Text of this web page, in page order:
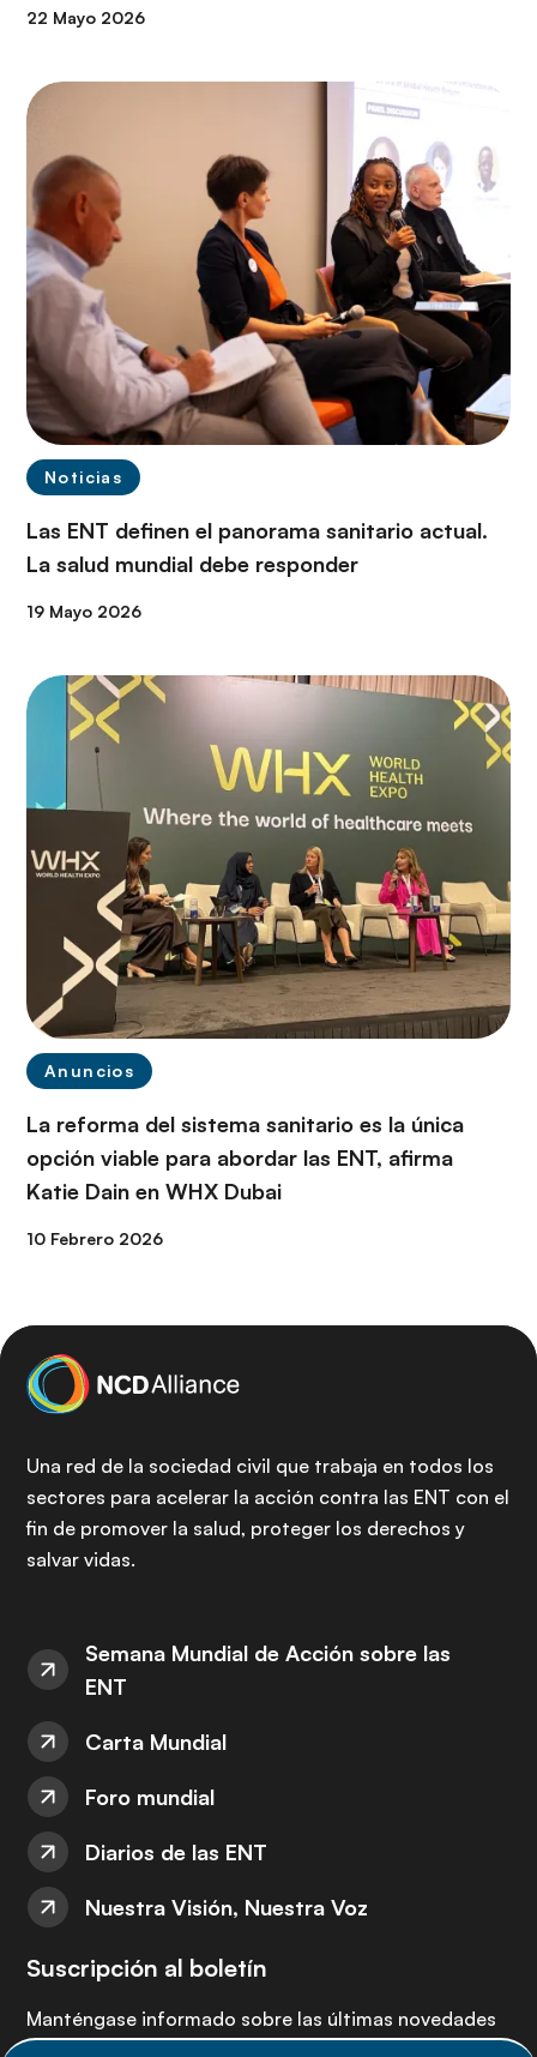
22 Mayo 2026
Noticias
Las ENT definen el panorama sanitario actual.
La salud mundial debe responder
19 Mayo 2026
Anuncios
La reforma del sistema sanitario es la única
opción viable para abordar las ENT, afirma
Katie Dain en WHX Dubai
10 Febrero 2026
Una red de la sociedad civil que trabaja en todos los
sectores para acelerar la acción contra las ENT con el
fin de promover la salud, proteger los derechos y
salvar vidas.
Semana Mundial de Acción sobre las
ENT
Carta Mundial
Foro mundial
Diarios de las ENT
Nuestra Visión, Nuestra Voz
Suscripción al boletín
Manténgase informado sobre las últimas novedades